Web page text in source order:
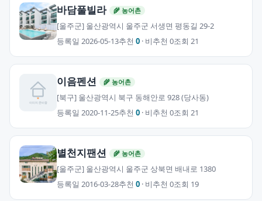
바담풀빌라 🌾 농어촌
[울주군] 울산광역시 울주군 서생면 평동길 29-2
등록일 2026-05-13추천 0 · 비추천 0조회 21
이음펜션 🌾 농어촌
[북구] 울산광역시 북구 동해안로 928 (당사동)
등록일 2020-11-25추천 0 · 비추천 0조회 21
별천지팬션 🌾 농어촌
[울주군] 울산광역시 울주군 상북면 배내로 1380
등록일 2016-03-28추천 0 · 비추천 0조회 19